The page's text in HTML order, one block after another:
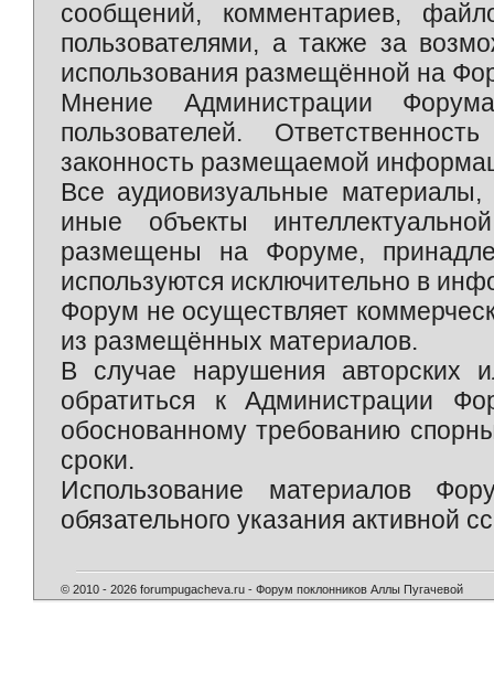
сообщений, комментариев,
пользователями, а также за
использования размещённой на
Мнение Администрации
пользователей.
законность размещаемой
Все аудиовизуальные
иные объекты
размещены на Форуме,
используются исключительно в
Форум не осуществляет
из размещённых материалов.
В случае нарушения авторских
обратиться к Администрации
обоснованному требованию
сроки.
Использование материалов
обязательного указания активной
© 2010 - 2026 forumpugacheva.ru - Форум поклонников Аллы Пугачевой